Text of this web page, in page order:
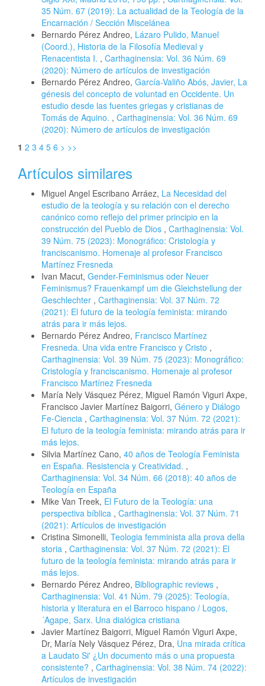
35 Núm. 67 (2019): La actualidad de la Teología de la
Encarnación / Sección Miscelánea
Bernardo Pérez Andreo, Lázaro Pulido, Manuel
(Coord.), Historia de la Filosofía Medieval y
Renacentista I. , Carthaginensia: Vol. 36 Núm. 69
(2020): Número de artículos de investigación
Bernardo Pérez Andreo, García-Valiño Abós, Javier, La
génesis del concepto de voluntad en Occidente. Un
estudio desde las fuentes griegas y cristianas de
Tomás de Aquino. , Carthaginensia: Vol. 36 Núm. 69
(2020): Número de artículos de investigación
1 2 3 4 5 6 > >>
Artículos similares
Miguel Angel Escribano Arráez, La Necesidad del
estudio de la teología y su relación con el derecho
canónico como reflejo del primer principio en la
construcción del Pueblo de Dios , Carthaginensia: Vol.
39 Núm. 75 (2023): Monográfico: Cristología y
franciscanismo. Homenaje al profesor Francisco
Martínez Fresneda
Ivan Macut, Gender-Feminismus oder Neuer
Feminismus? Frauenkampf um die Gleichstellung der
Geschlechter , Carthaginensia: Vol. 37 Núm. 72
(2021): El futuro de la teología feminista: mirando
atrás para ir más lejos.
Bernardo Pérez Andreo, Francisco Martínez
Fresneda. Una vida entre Francisco y Cristo ,
Carthaginensia: Vol. 39 Núm. 75 (2023): Monográfico:
Cristología y franciscanismo. Homenaje al profesor
Francisco Martínez Fresneda
María Nely Vásquez Pérez, Miguel Ramón Viguri Axpe,
Francisco Javier Martínez Baigorri, Género y Diálogo
Fe-Ciencia , Carthaginensia: Vol. 37 Núm. 72 (2021):
El futuro de la teología feminista: mirando atrás para ir
más lejos.
Silvia Martínez Cano, 40 años de Teología Feminista
en España. Resistencia y Creatividad. ,
Carthaginensia: Vol. 34 Núm. 66 (2018): 40 años de
Teología en España
Mike Van Treek, El Futuro de la Teología: una
perspectiva bíblica , Carthaginensia: Vol. 37 Núm. 71
(2021): Artículos de investigación
Cristina Simonelli, Teologia femminista alla prova della
storia , Carthaginensia: Vol. 37 Núm. 72 (2021): El
futuro de la teología feminista: mirando atrás para ir
más lejos.
Bernardo Pérez Andreo, Bibliographic reviews ,
Carthaginensia: Vol. 41 Núm. 79 (2025): Teología,
historia y literatura en el Barroco hispano / Logos,
´Agape, Sarx. Una dialógica cristiana
Javier Martínez Baigorri, Miguel Ramón Viguri Axpe,
Dr, María Nely Vásquez Pérez, Dra, Una mirada crítica
a Laudato Si' ¿Un documento más o una propuesta
consistente? , Carthaginensia: Vol. 38 Núm. 74 (2022):
Artículos de investigación